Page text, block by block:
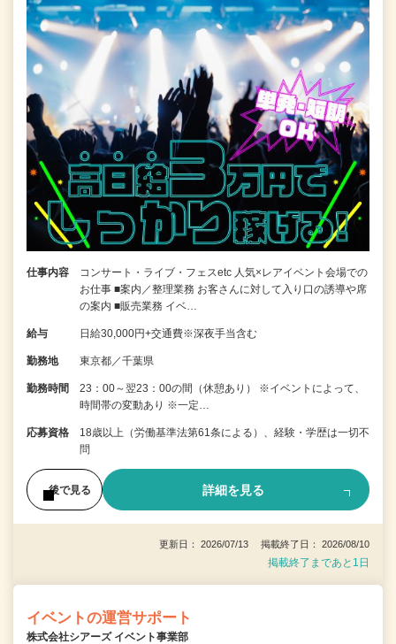
仕事内容
コンサート・ライブ・フェスetc 人気×レアイベント会場での
お仕事 ■案内／整理業務 お客さんに対して入り口の誘導や席
の案内 ■販売業務 イベ…
給与 日給30,000円+交通費※深夜手当含む
勤務地 東京都／千葉県
勤務時間
23：00～翌23：00の間（休憩あり） ※イベントによって、
時間帯の変動あり ※一定…
応募資格
18歳以上（労働基準法第61条による）、経験・学歴は一切不
問
後で見る 詳細を見る
更新日： 2026/07/13 掲載終了日： 2026/08/10
掲載終了まであと1日
イベントの運営サポート
株式会社シアーズ イベント事業部